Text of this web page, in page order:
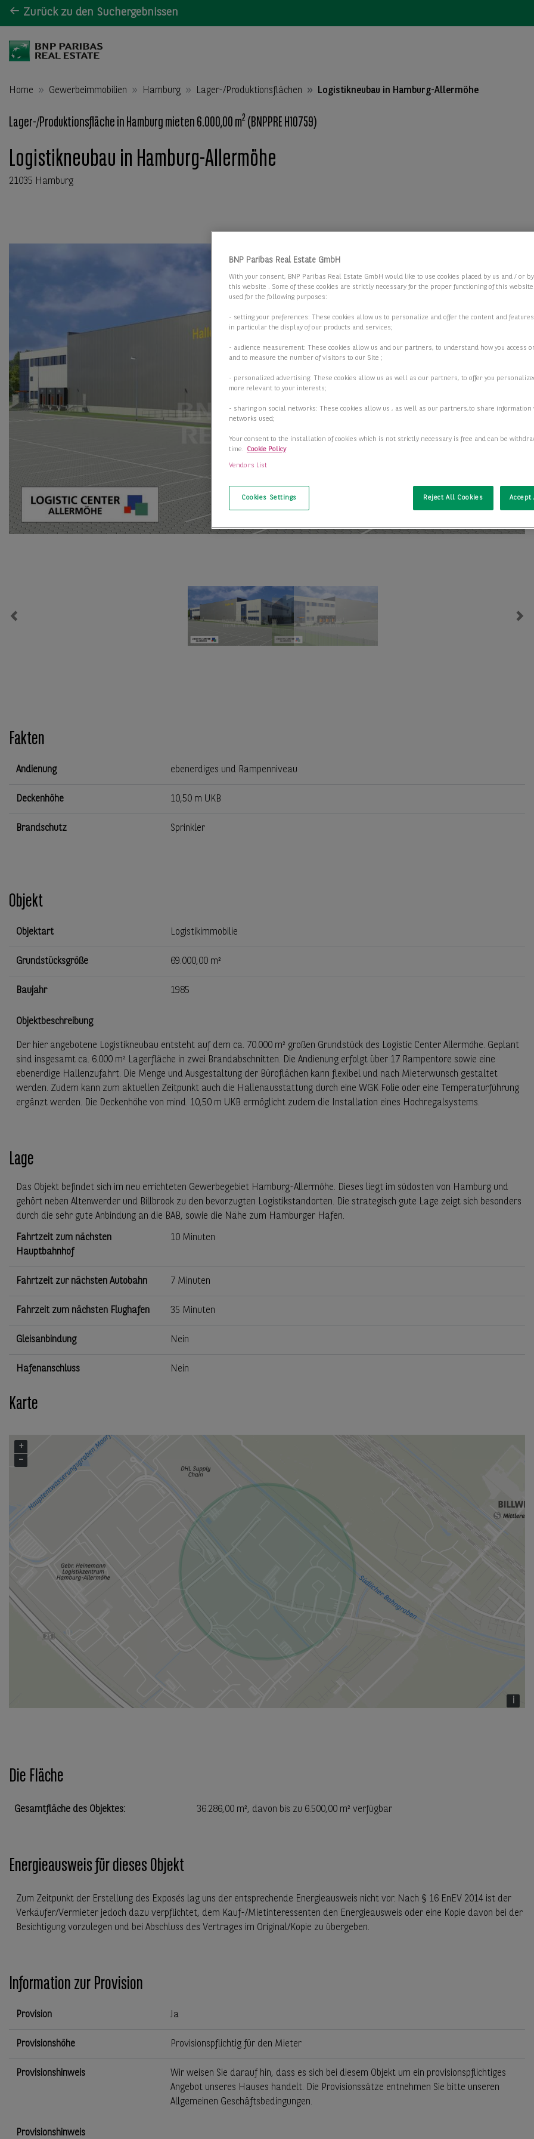
Zurück zu den Suchergebnissen
Home Gewerbeimmobilien Hamburg Lager-/Produktionsflächen Logistikneubau in Hamburg-Allermöhe
Lager-/Produktionsfläche in Hamburg mieten 6.000,00 m2 (BNPPRE H10759)
Logistikneubau in Hamburg-Allermöhe
21035 Hamburg
Previous
Fakten
Andienung ebenerdiges und Rampenniveau
Deckenhöhe 10,50 m UKB
Brandschutz Sprinkler
Objekt
Objektart Logistikimmobilie
Grundstücksgröße 69.000,00 m²
Baujahr 1985
Objektbeschreibung
Der hier angebotene Logistikneubau entsteht auf dem ca. 70.000 m² großen Grundstück des Logistic Center Allermöhe. Geplant
sind insgesamt ca. 6.000 m² Lagerfläche in zwei Brandabschnitten. Die Andienung erfolgt über 17 Rampentore sowie eine
ebenerdige Hallenzufahrt. Die Menge und Ausgestaltung der Büroflächen kann flexibel und nach Mieterwunsch gestaltet
werden. Zudem kann zum aktuellen Zeitpunkt auch die Hallenausstattung durch eine WGK Folie oder eine Temperaturführung
ergänzt werden. Die Deckenhöhe von mind. 10,50 m UKB ermöglicht zudem die Installation eines Hochregalsystems.
Lage
Das Objekt befindet sich im neu errichteten Gewerbegebiet Hamburg-Allermöhe. Dieses liegt im südosten von Hamburg und
gehört neben Altenwerder und Billbrook zu den bevorzugten Logistikstandorten. Die strategisch gute Lage zeigt sich besonders
durch die sehr gute Anbindung an die BAB, sowie die Nähe zum Hamburger Hafen.
Fahrtzeit zum nächsten
Hauptbahnhof
10 Minuten
Fahrtzeit zur nächsten Autobahn 7 Minuten
Fahrzeit zum nächsten Flughafen 35 Minuten
Gleisanbindung Nein
Hafenanschluss Nein
Karte
+
−
i
Die Fläche
Gesamtfläche des Objektes: 36.286,00 m², davon bis zu 6.500,00 m² verfügbar
Energieausweis für dieses Objekt
Zum Zeitpunkt der Erstellung des Exposés lag uns der entsprechende Energieausweis nicht vor. Nach § 16 EnEV 2014 ist der
Verkäufer/Vermieter jedoch dazu verpflichtet, dem Kauf-/Mietinteressenten den Energieausweis oder eine Kopie davon bei der
Besichtigung vorzulegen und bei Abschluss des Vertrages im Original/Kopie zu übergeben.
Information zur Provision
Provision Ja
Provisionshöhe Provisionspflichtig für den Mieter
Provisionshinweis
Wir weisen Sie darauf hin, dass es sich bei diesem Objekt um ein provisionspflichtiges
Angebot unseres Hauses handelt. Die Provisionssätze entnehmen Sie bitte unseren
Allgemeinen Geschäftsbedingungen.
Provisionshinweis
BNP Paribas Real Estate GmbH
With your consent, BNP Paribas Real Estate GmbH would like to use cookies placed by us and / or
this website . Some of these cookies are strictly necessary for the proper functioning of this
used for the following purposes:
- setting your preferences: These cookies allow us to personalize and offer the content and
in particular the display of our products and services;
- audience measurement: These cookies allow us and our partners, to understand how you access
and to measure the number of visitors to our Site ;
- personalized advertising: These cookies allow us as well as our partners, to offer you
more relevant to your interests;
- sharing on social networks: These cookies allow us , as well as our partners,to share
networks used;
Your consent to the installation of cookies which is not strictly necessary is free and can be
time. Cookie Policy
Vendors List
Cookies Settings Reject All Cookies Accept